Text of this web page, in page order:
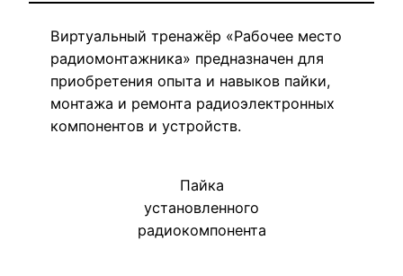
Виртуальный тренажёр «Рабочее место
радиомонтажника» предназначен для
приобретения опыта и навыков пайки,
монтажа и ремонта радиоэлектронных
компонентов и устройств.
Пайка
установленного
радиокомпонента